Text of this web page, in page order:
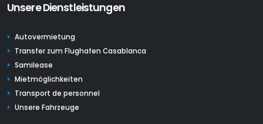
Unsere Dienstleistungen
Autovermietung
Transfer zum Flughafen Casablanca
Samilease
Mietmöglichkeiten
Transport de personnel
Unsere Fahrzeuge